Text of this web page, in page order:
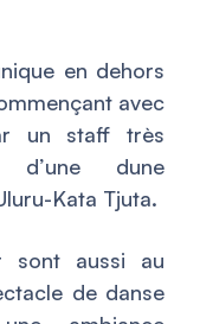
en dehors
avec
un staff très
d’une dune
Kata Tjuta.
sont aussi au
de danse